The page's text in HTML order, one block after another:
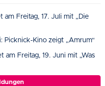
Freitag, 17. Juli mit „Die
Picknick-Kino zeigt „Amrum“
Freitag, 19. Juni mit „Was